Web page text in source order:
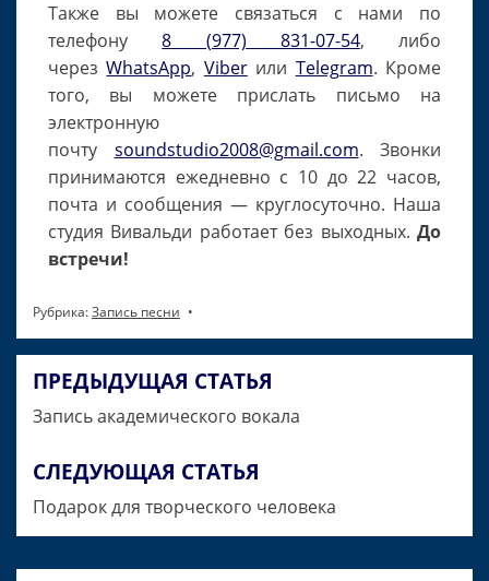
Также вы можете связаться с нами по
телефону8 (977) 831-07-54, либо
черезWhatsApp, Viberили Telegram. Кроме
того, вы можете прислать письмо на
электронную
почту soundstudio2008@gmail.com. Звонки
принимаются ежедневно с 10 до 22 часов,
почта и сообщения — круглосуточно. Наша
студия Вивальди работает без выходных. До
встречи!
Рубрика:Запись песни
Навигация
по
записям
ПРЕДЫДУЩАЯ СТАТЬЯ
Запись академического вокала
СЛЕДУЮЩАЯ СТАТЬЯ
Подарок для творческого человека